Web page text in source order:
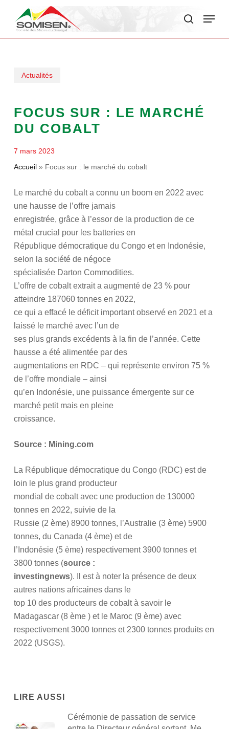
Menu
Actualités
FOCUS SUR : LE MARCHÉ
DU COBALT
7 mars 2023
Accueil» Focus sur : le marché du cobalt
Le marché du cobalt a connu un boom en 2022 avec
une hausse de l’offre jamais
enregistrée, grâce à l’essor de la production de ce
métal crucial pour les batteries en
République démocratique du Congo et en Indonésie,
selon la société de négoce
spécialisée Darton Commodities.
L’offre de cobalt extrait a augmenté de 23 % pour
atteindre 187060 tonnes en 2022,
ce qui a effacé le déficit important observé en 2021 et a
laissé le marché avec l’un de
ses plus grands excédents à la fin de l’année. Cette
hausse a été alimentée par des
augmentations en RDC – qui représente environ 75 %
de l’offre mondiale – ainsi
qu’en Indonésie, une puissance émergente sur ce
marché petit mais en pleine
croissance.
Source : Mining.com
La République démocratique du Congo (RDC) est de
loin le plus grand producteur
mondial de cobalt avec une production de 130000
tonnes en 2022, suivie de la
Russie (2 ème) 8900 tonnes, l’Australie (3 ème) 5900
tonnes, du Canada (4 ème) et de
l’Indonésie (5 ème) respectivement 3900 tonnes et
3800 tonnes (source :
investingnews). Il est à noter la présence de deux
autres nations africaines dans le
top 10 des producteurs de cobalt à savoir le
Madagascar (8 ème ) et le Maroc (9 ème) avec
respectivement 3000 tonnes et 2300 tonnes produits en
2022 (USGS).
LIRE AUSSI
Cérémonie de passation de service